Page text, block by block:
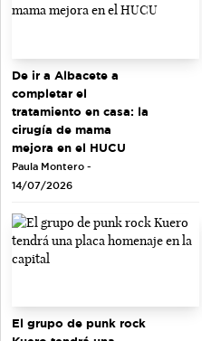
De ir a Albacete a
completar el
tratamiento en casa: la
cirugía de mama
mejora en el HUCU
Paula Montero -
14/07/2026
El grupo de punk rock